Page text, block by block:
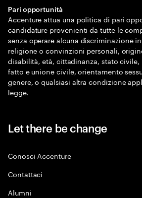
Pari opportunità
Accenture attua una politica di pari
candidature provenienti da tutte le
senza operare alcuna discriminazione
religione o convinzioni personali,
disabilità, età, cittadinanza, stato
fatto e unione civile, orientamento
genere, o qualsiasi altra condizione
legge.
Let there be change
Conosci Accenture
Contattaci
Alumni